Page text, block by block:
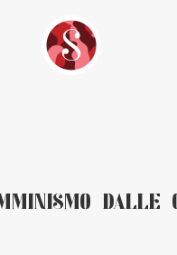
content
DALLE